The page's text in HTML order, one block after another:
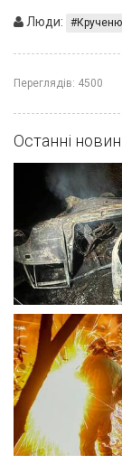
Люди:
Переглядів: 4500
Останні